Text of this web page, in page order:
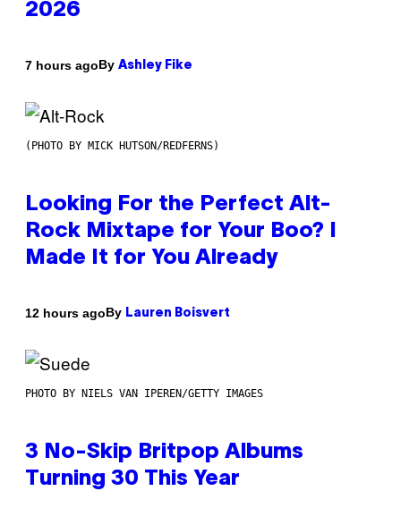
2026
7 hours agoBy Ashley Fike
(PHOTO BY MICK HUTSON/REDFERNS)
Looking For the Perfect Alt-
Rock Mixtape for Your Boo? I
Made It for You Already
12 hours agoBy Lauren Boisvert
PHOTO BY NIELS VAN IPEREN/GETTY IMAGES
3 No-Skip Britpop Albums
Turning 30 This Year